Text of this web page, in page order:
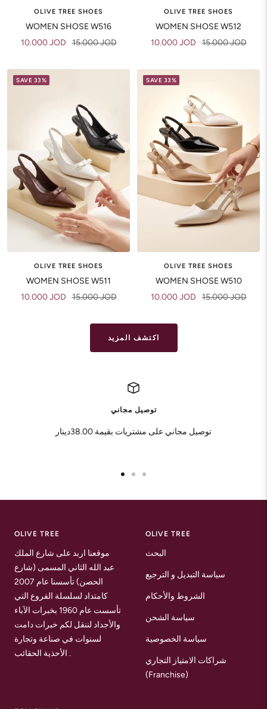
OLIVE TREE SHOES
WOMEN SHOSE W516
Sale
10.000 JOD Regular
15.000 JOD
OLIVE TREE SHOES
WOMEN SHOSE W512
Sale
10.000 JOD Regular
15.000 JOD
SAVE 33%
OLIVE TREE SHOES
WOMEN SHOSE W511
Sale
10.000 JOD Regular
15.000 JOD
SAVE 33%
OLIVE TREE SHOES
WOMEN SHOSE W510
Sale
10.000 JOD Regular
15.000 JOD
اكتشف المزيد
توصيل مجاني
توصيل مجاني على مشتريات بقيمة 38.00دينار
OLIVE TREE
موقعنا اربد على شارع الملك
عبد الله الثاني المسمى (شارع
الحصن) تأسسنا عام 2007
كامتداد لسلسلة الفروع التي
تأسست عام 1960 بخبرات الآباء
والأجداد لننقل لكم خبرات دامت
لسنوات في صناعة وتجارة
الأحذية الحقائب .
OLIVE TREE
البحث
سياسة التبديل و الترجيع
الشروط والأحكام
سياسة الشحن
سياسة الخصوصية
شراكات الامتياز التجاري
(Franchise)